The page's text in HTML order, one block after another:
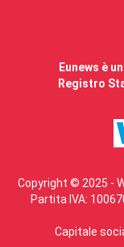
Eunews è
Registro
Copyright © 2025 -
Partita IVA:
Capitale